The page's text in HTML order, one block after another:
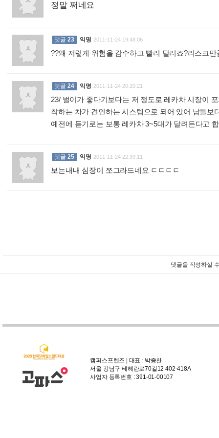
정말 쩌네요
댓글 23 익명 2011-11-24 19:48:06
??왜 저렇게 위험을 감수하고 빨리 달리죠?리스크
댓글 24 익명 2011-11-24 20:20:21
23/ 벌이가 좋다기보다는 저 정도로 레카차 시장이
착하는 차가 견인하는 시스템으로 되어 있어 남들
예전에 듣기로는 보통 레카차 3~5대가 달려든다고
댓글 25 익명 2011-11-24 22:39:11
보는내내 심장이 쪼그라드네요 ㄷㄷㄷㄷ
댓글을 작성하실
캠퍼스프렌즈 | 대표 : 박종찬
서울 강남구 테헤란로70길12 402-418A
사업자 등록번호 : 391-01-00107